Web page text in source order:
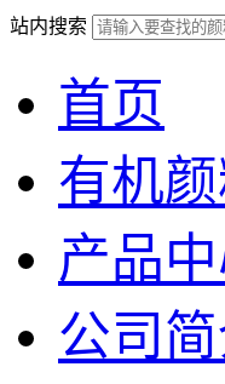
站内搜索
首页
有机
产品
公司